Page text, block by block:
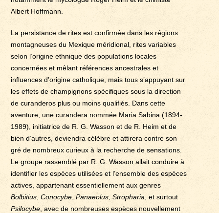
Albert Hoffmann.
La persistance de rites est confirmée dans les régions
montagneuses du Mexique méridional, rites variables
selon l’origine ethnique des populations locales
concernées et mêlant références ancestrales et
influences d’origine catholique, mais tous s’appuyant sur
les effets de champignons spécifiques sous la direction
de curanderos plus ou moins qualifiés. Dans cette
aventure, une curandera nommée Maria Sabina (1894-
1989), initiatrice de R. G. Wasson et de R. Heim et de
bien d’autres, deviendra célèbre et attirera contre son
gré de nombreux curieux à la recherche de sensations.
Le groupe rassemblé par R. G. Wasson allait conduire à
identifier les espèces utilisées et l’ensemble des espèces
actives, appartenant essentiellement aux genres
Bolbitius Conocybe ,Panaeolus Stropharia , et surtout
Psilocybe , avec de nombreuses espèces nouvellement